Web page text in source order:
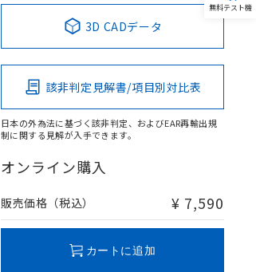
3D CADデータ
該非判定見解書/項目別対比表
日本の外為法に基づく該非判定、およびEAR再輸出規
制に関する見解が入手できます。
オンライン購入
販売価格（税込） ¥ 7,590
カートに追加
無料テスト機